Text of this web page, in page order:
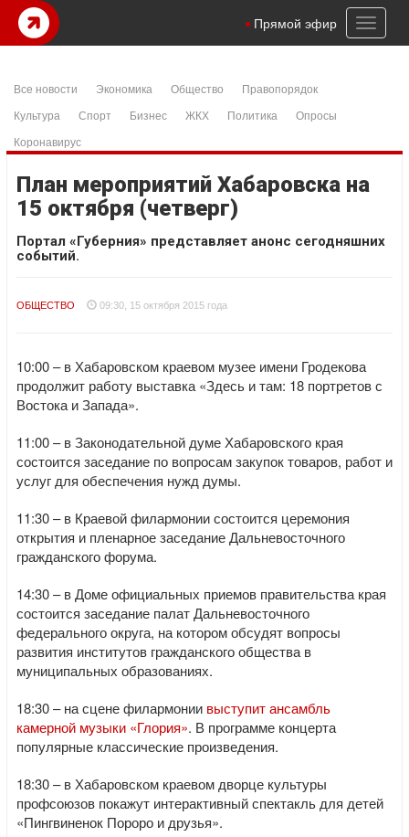
Toggle
Прямой эфир
Все новости Экономика Общество
Правопорядок
Культура
Спорт Бизнес ЖКХ Политика
Опросы
Коронавирус
План мероприятий Хабаровска на
15 октября (четверг)
Портал «Губерния» представляет анонс сегодняшних
событий.
ОБЩЕСТВО 09:30, 15 октября 2015 года
10:00 – в Хабаровском краевом музее имени Гродекова
продолжит работу выставка «Здесь и там: 18 портретов с
Востока и Запада».
11:00 – в Законодательной думе Хабаровского края
состоится заседание по вопросам закупок товаров, работ и
услуг для обеспечения нужд думы.
11:30 – в Краевой филармонии состоится церемония
открытия и пленарное заседание Дальневосточного
гражданского форума.
14:30 – в Доме официальных приемов правительства края
состоится заседание палат Дальневосточного
федерального округа, на котором обсудят вопросы
развития институтов гражданского общества в
муниципальных образованиях.
18:30 – на сцене филармонии выступит ансамбль
камерной музыки «Глория». В программе концерта
популярные классические произведения.
18:30 – в Хабаровском краевом дворце культуры
профсоюзов покажут интерактивный спектакль для детей
«Пингвиненок Пороро и друзья».